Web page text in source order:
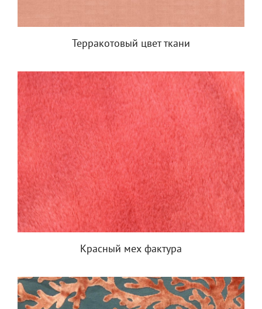
Терракотовый цвет ткани
Красный мех фактура